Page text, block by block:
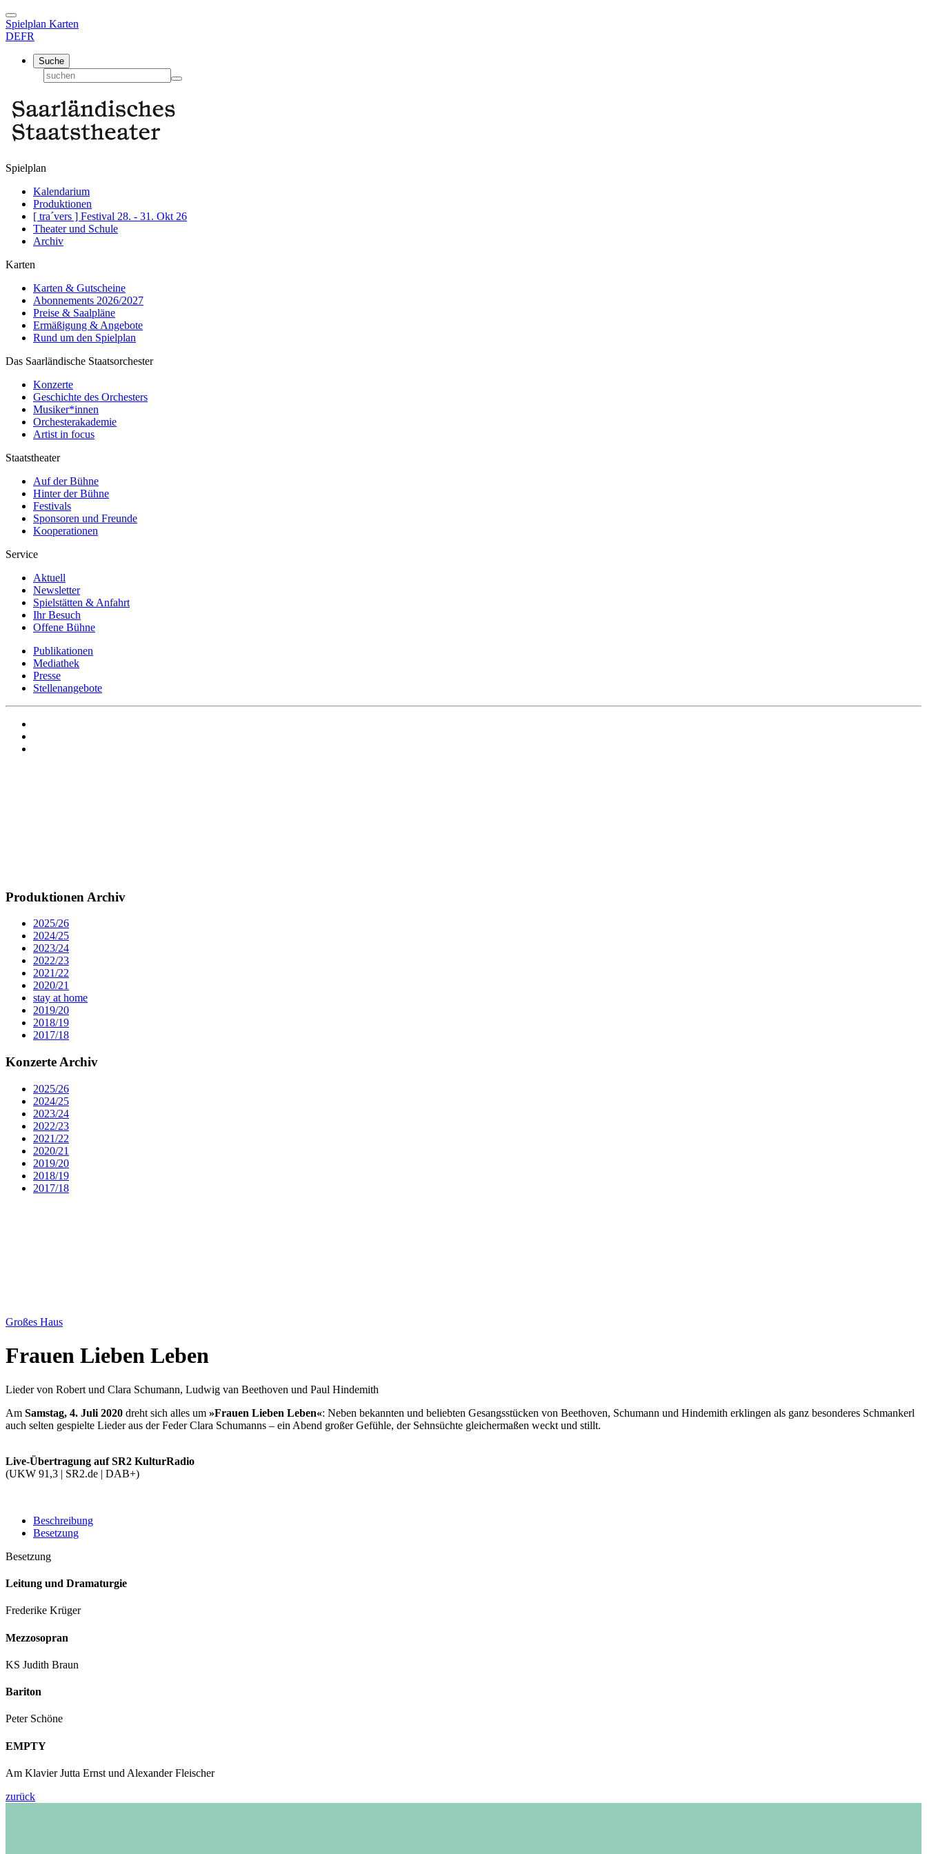
Spielplan Karten
DEFR
Suche
Spielplan
Kalendarium
Produktionen
[ tra´vers ] Festival 28. - 31. Okt 26
Theater und Schule
Archiv
Karten
Karten & Gutscheine
Abonnements 2026/2027
Preise & Saalpläne
Ermäßigung & Angebote
Rund um den Spielplan
Das Saarländische Staatsorchester
Konzerte
Geschichte des Orchesters
Musiker*innen
Orchesterakademie
Artist in focus
Staatstheater
Auf der Bühne
Hinter der Bühne
Festivals
Sponsoren und Freunde
Kooperationen
Service
Aktuell
Newsletter
Spielstätten & Anfahrt
Ihr Besuch
Offene Bühne
Publikationen
Mediathek
Presse
Stellenangebote
Produktionen Archiv
2025/26
2024/25
2023/24
2022/23
2021/22
2020/21
stay at home
2019/20
2018/19
2017/18
Konzerte Archiv
2025/26
2024/25
2023/24
2022/23
2021/22
2020/21
2019/20
2018/19
2017/18
Großes Haus
Frauen Lieben Leben
Lieder von Robert und Clara Schumann, Ludwig van Beethoven und Paul Hindemith
Am Samstag, 4. Juli 2020 dreht sich alles um »Frauen Lieben Leben«: Neben bekannten und beliebten Gesangsstücken von Beethoven, Schumann und Hindemith erklingen als ganz besonderes Schmankerl
auch selten gespielte Lieder aus der Feder Clara Schumanns – ein Abend großer Gefühle, der Sehnsüchte gleichermaßen weckt und stillt.
Live-Übertragung auf SR2 KulturRadio
(UKW 91,3 | SR2.de | DAB+)
Beschreibung
Besetzung
Besetzung
Leitung und Dramaturgie
Frederike Krüger
Mezzosopran
KS Judith Braun
Bariton
Peter Schöne
EMPTY
Am Klavier Jutta Ernst und Alexander Fleischer
zurück